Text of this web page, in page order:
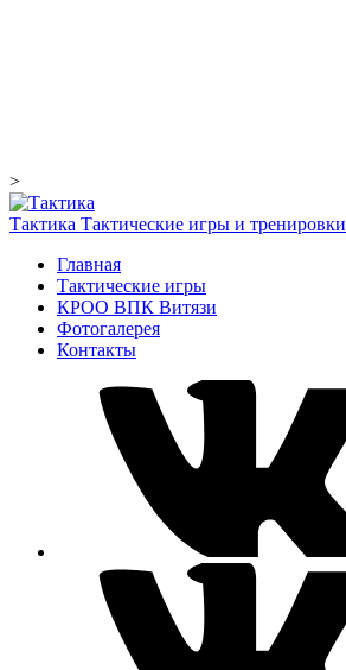
>
Тактика Тактические игры и тренировки
Главная
Тактические игры
КРОО ВПК Витязи
Фотогалерея
Контакты